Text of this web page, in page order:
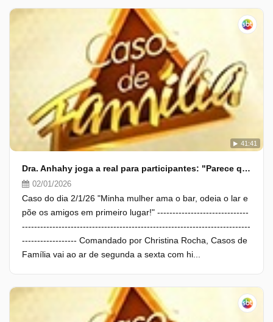
41:41
Dra. Anhahy joga a real para participantes: "Parece que a gente não vê"
02/01/2026
Caso do dia 2/1/26 "Minha mulher ama o bar, odeia o lar e
põe os amigos em primeiro lugar!" ------------------------------
---------------------------------------------------------------------------
------------------ Comandado por Christina Rocha, Casos de
Família vai ao ar de segunda a sexta com hi...